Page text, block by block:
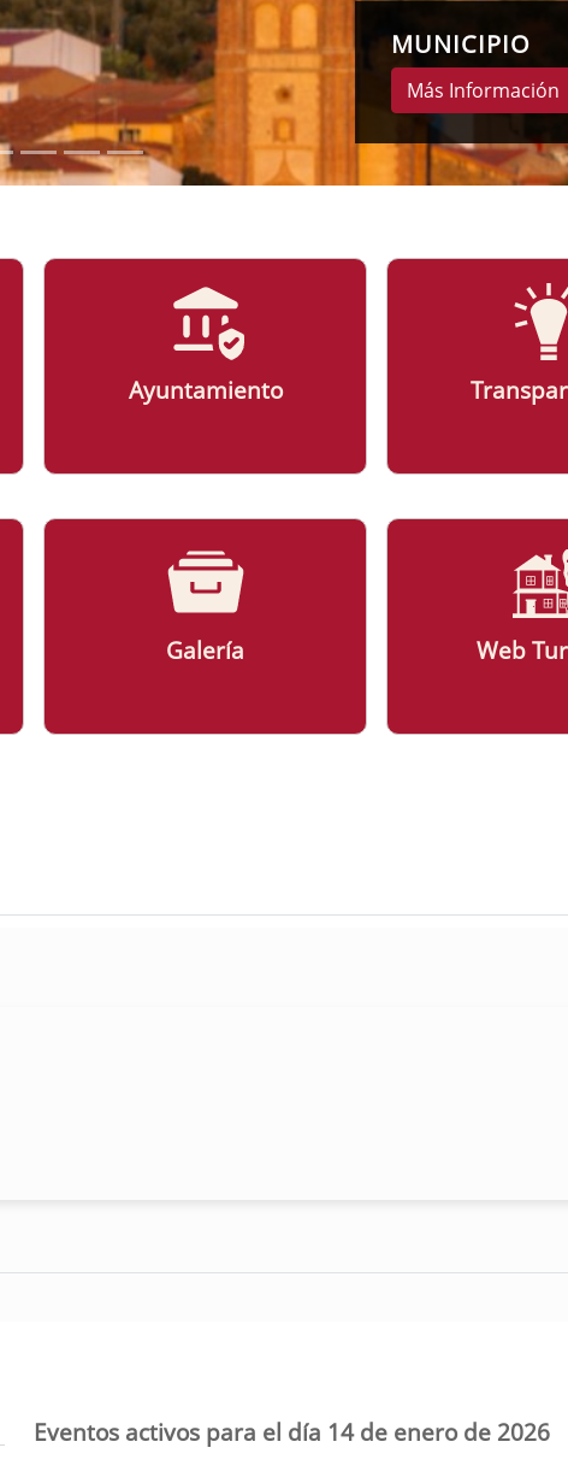
MUNICIPIO
Más Información
Ayuntamiento
Galería Web
Eventos activos para el día 14 de enero de 2026